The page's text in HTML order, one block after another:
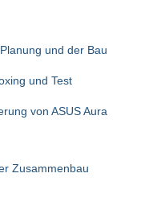
und der Bau
und Test
von ASUS Aura
Zusammenbau